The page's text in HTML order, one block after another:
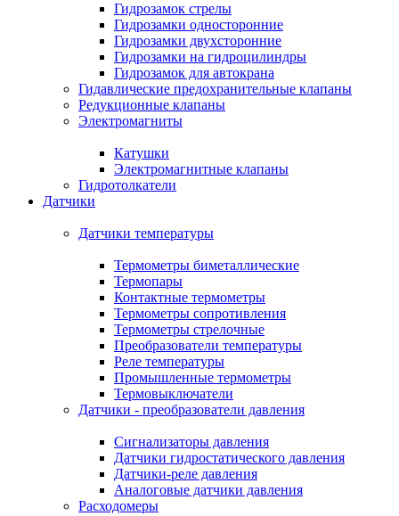
Гидрозамок стрелы
Гидрозамки односторонние
Гидрозамки двухсторонние
Гидрозамки на гидроцилиндры
Гидрозамок для автокрана
Гидавлические предохранительные клапаны
Редукционные клапаны
Электромагниты
Катушки
Электромагнитные клапаны
Гидротолкатели
Датчики
Датчики температуры
Термометры биметаллические
Термопары
Контактные термометры
Термометры сопротивления
Термометры стрелочные
Преобразователи температуры
Реле температуры
Промышленные термометры
Термовыключатели
Датчики - преобразователи давления
Сигнализаторы давления
Датчики гидростатического давления
Датчики-реле давления
Аналоговые датчики давления
Расходомеры